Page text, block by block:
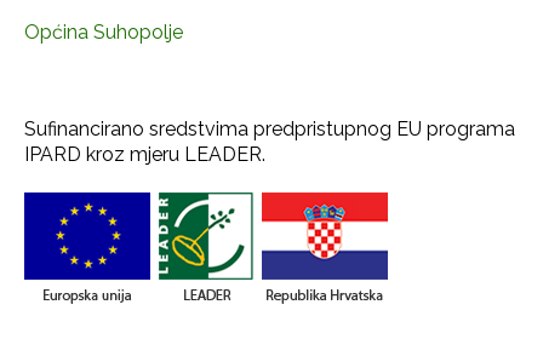
Općina Suhopolje
Sufinancirano sredstvima predpristupnog EU programa
IPARD kroz mjeru LEADER.